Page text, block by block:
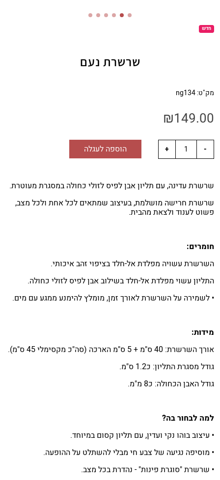
חדש
שרשרת נעם
מק"ט:ng134
₪149.00
הוספה לעגלה
שרשרת עדינה, עם תליון אבן לפיס לזולי כחולה במסגרת מעוטרת.
שרשרת חרישה מושלמת, בעיצוב שמתאים לכל אחת ולכל מצב,
פשוט לענוד ולצאת מהבית.
חומרים:
השרשרת עשויה מפלדת אל-חלד בציפוי זהב איכותי.
התליון עשוי מפלדת אל-חלד בשילוב אבן לפיס לזולי כחולה.
• לשמירה על השרשרת לאורך זמן, מומלץ להימנע ממגע עם מים.
מידות:
אורך השרשרת: 40 ס"מ + 5 ס"מ הארכה (סה"כ מקסימלי 45 ס"מ).
גודל מסגרת התליון: כ1.2 ס"מ.
גודל האבן הכחולה: כ8 מ"מ.
למה לבחור בה?
• עיצוב בוהו נקי ועדין, עם תליון קסום במיוחד.
• מוסיפה נגיעה של צבע חי מבלי להשתלט על ההופעה.
• שרשרת "סוגרת פינות" - נהדרת בכל מצב.